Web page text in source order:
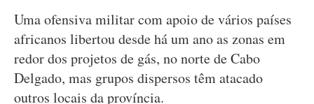
Uma ofensiva militar com apoio de vários países
africanos libertou desde há um ano as zonas em
redor dos projetos de gás, no norte de Cabo
Delgado, mas grupos dispersos têm atacado
outros locais da província.